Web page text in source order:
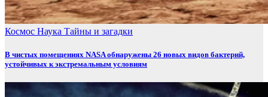
Космос Наука Тайны и загадки
В чистых помещениях NASA обнаружены 26 новых видов бактерий,
устойчивых к экстремальным условиям